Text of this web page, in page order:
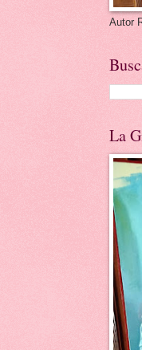
Autor
La